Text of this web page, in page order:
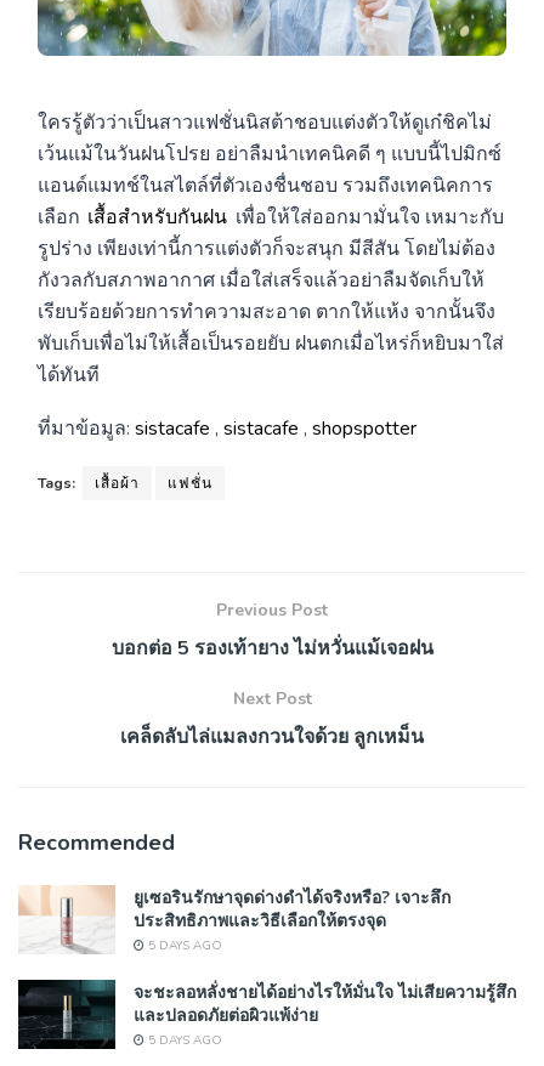
ใครรู้ตัวว่าเป็นสาวแฟชั่นนิสต้าชอบแต่งตัวให้ดูเก๋ชิคไม่
เว้นแม้ในวันฝนโปรย อย่าลืมนำเทคนิคดี ๆ แบบนี้ไปมิกซ์
แอนด์แมทช์ในสไตล์ที่ตัวเองชื่นชอบ รวมถึงเทคนิคการ
เลือก เสื้อสำหรับกันฝน เพื่อให้ใส่ออกมามั่นใจ เหมาะกับ
รูปร่าง เพียงเท่านี้การแต่งตัวก็จะสนุก มีสีสัน โดยไม่ต้อง
กังวลกับสภาพอากาศ เมื่อใส่เสร็จแล้วอย่าลืมจัดเก็บให้
เรียบร้อยด้วยการทำความสะอาด ตากให้แห้ง จากนั้นจึง
พับเก็บเพื่อไม่ให้เสื้อเป็นรอยยับ ฝนตกเมื่อไหร่ก็หยิบมาใส่
ได้ทันที
ที่มาข้อมูล: sistacafe , sistacafe , shopspotter
Tags: เสื้อผ้า แฟชั่น
Previous Post
บอกต่อ 5 รองเท้ายาง ไม่หวั่นแม้เจอฝน
Next Post
เคล็ดลับไล่แมลงกวนใจด้วย ลูกเหม็น
Recommended
ยูเซอรินรักษาจุดด่างดำได้จริงหรือ? เจาะลึก
ประสิทธิภาพและวิธีเลือกให้ตรงจุด
5 DAYS AGO
จะชะลอหลั่งชายได้อย่างไรให้มั่นใจ ไม่เสียความรู้สึก
และปลอดภัยต่อผิวแพ้ง่าย
5 DAYS AGO